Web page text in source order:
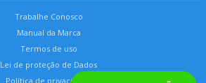
Trabalhe Conosco
Manual da Marca
Termos de uso
Lei de proteção de Dados
Política de privacidade